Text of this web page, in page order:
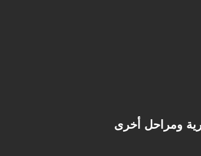
ومراحل أخرى